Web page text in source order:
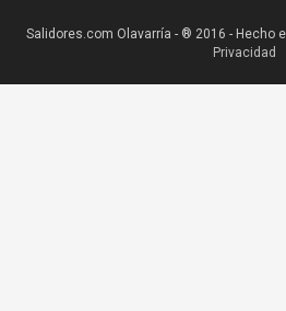
Salidores.com Olavarría - ® 2016 - Hecho
Privacidad